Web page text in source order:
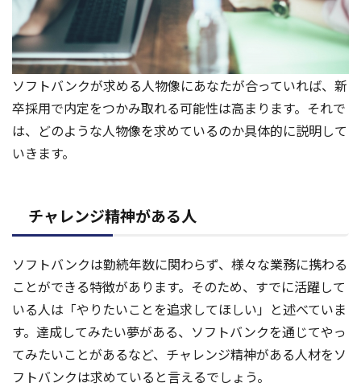
ソフトバンクが求める人物像にあなたが合っていれば、新
卒採用で内定をつかみ取れる可能性は高まります。それで
は、どのような人物像を求めているのか具体的に説明して
いきます。
チャレンジ精神がある人
ソフトバンクは勤続年数に関わらず、様々な業務に携わる
ことができる特徴があります。そのため、すでに活躍して
いる人は「やりたいことを追求してほしい」と述べていま
す。達成してみたい夢がある、ソフトバンクを通じてやっ
てみたいことがあるなど、チャレンジ精神がある人材をソ
フトバンクは求めていると言えるでしょう。